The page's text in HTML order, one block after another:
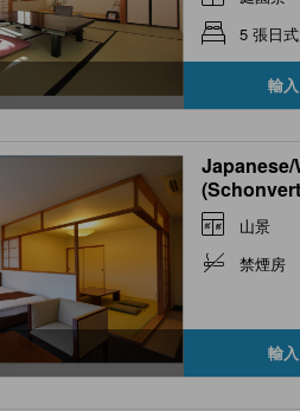
5 張日
輸
山景
禁煙房
輸